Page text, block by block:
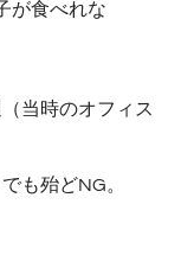
が食べれな
当時のオフィス
も殆どNG。